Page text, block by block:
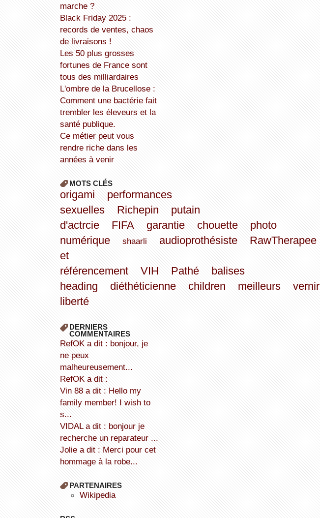
marche ?
Black Friday 2025 :
records de ventes, chaos
de livraisons !
Les 50 plus grosses
fortunes de France sont
tous des milliardaires
L'ombre de la Brucellose :
Comment une bactérie fait
trembler les éleveurs et la
santé publique.
Ce métier peut vous
rendre riche dans les
années à venir
MOTS CLÉS
origami
performances
sexuelles
Richepin
putain
d'actrcie
FIFA garantie chouette
photo
numérique
shaarli audioprothésiste RawTherapee
et
référencement
VIH Pathé
balises
heading
diéthéticienne children meilleurs vernir
liberté
DERNIERS
COMMENTAIRES
refOK a dit : bonjour, je
ne peux
malheureusement...
refOK a dit :
Vin 88 a dit : Hello my
family member! I wish to
s...
VIDAL a dit : bonjour je
recherche un reparateur ...
Jolie a dit : Merci pour cet
hommage à la robe...
PARTENAIRES
wikipedia